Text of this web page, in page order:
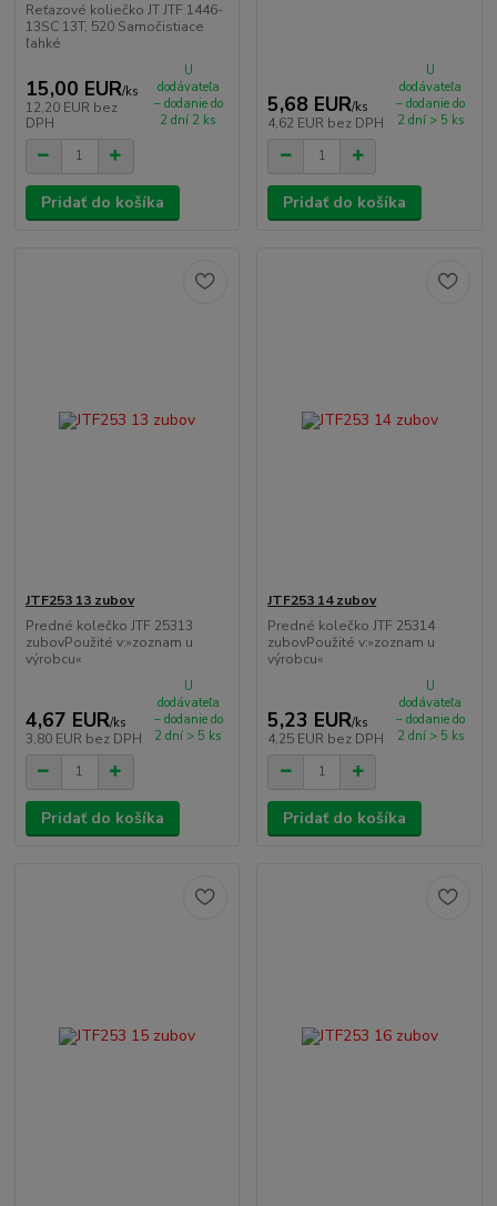
Reťazové koliečko JT JTF 1446-
13SC 13T, 520 Samočistiace
ľahké
15,00 EUR/ks
12,20 EUR bez
DPH
U
dodávateľa
– dodanie do
2 dní 2 ks
Pridať do košíka
5,68 EUR/ks
4,62 EUR bez DPH
U
dodávateľa
– dodanie do
2 dní > 5 ks
Pridať do košíka
JTF253 13 zubov
Predné kolečko JTF 25313
zubovPoužité v:»zoznam u
výrobcu«
4,67 EUR/ks
3,80 EUR bez DPH
U
dodávateľa
– dodanie do
2 dní > 5 ks
Pridať do košíka
JTF253 14 zubov
Predné kolečko JTF 25314
zubovPoužité v:»zoznam u
výrobcu«
5,23 EUR/ks
4,25 EUR bez DPH
U
dodávateľa
– dodanie do
2 dní > 5 ks
Pridať do košíka